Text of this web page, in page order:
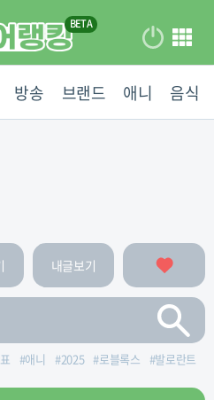
방송 브랜드 애니 음식
내글보기
#애니 #2025 #로블록스 #발로란트